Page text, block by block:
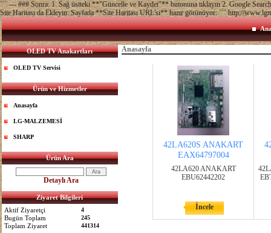
``` --- ### Sonra: 1. Sağ üstteki **"Güncelle ve Kaydet"** butonuna tıklayın 2. Google
Site Haritası da Ekleyin: Sayfada **Site Haritası URL'si** hazır görünüyor: ``` http://
OLED TV Anakartları
OLED TV Servisi
Ürün ve Hizmetler
Anasayfa
LG-MALZEMESİ
SHARP
Ürün Ara
Detaylı Ara
Ziyaret Bilgileri
Aktif Ziyaretçi
4
Bugün Toplam 245
Toplam Ziyaret 441314
Anasayfa
42LA620S ANAKART
EAX64797004
42LA620 ANAKART
EBU62442202
İncele